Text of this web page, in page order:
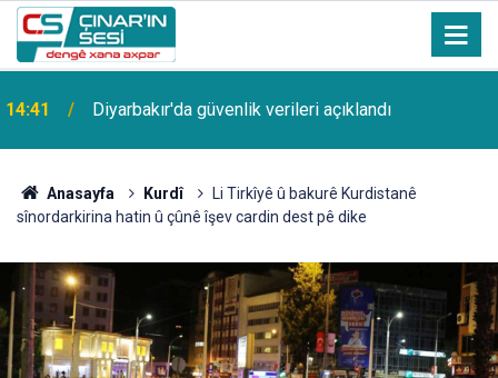
14:41 Diyarbakır'da güvenlik verileri açıklandı
Anasayfa Kurdî
Li Tirkîyê û bakurê Kurdistanê
sînordarkirina hatin û çûnê îşev cardin dest pê dike